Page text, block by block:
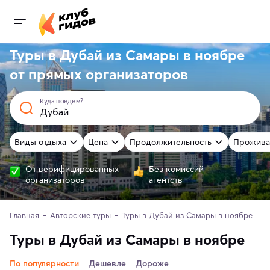
Туры в Дубай из Самары в ноябре
отпрямыхорганизаторов
Куда поедем?
Виды отдыха Цена Продолжительность
От верифицированных
организаторов
Без комиссий
агентств
Главная Авторские туры Туры в Дубай из Самары в ноябре
Туры в Дубай из Самары в ноябре
По популярности Дешевле Дороже